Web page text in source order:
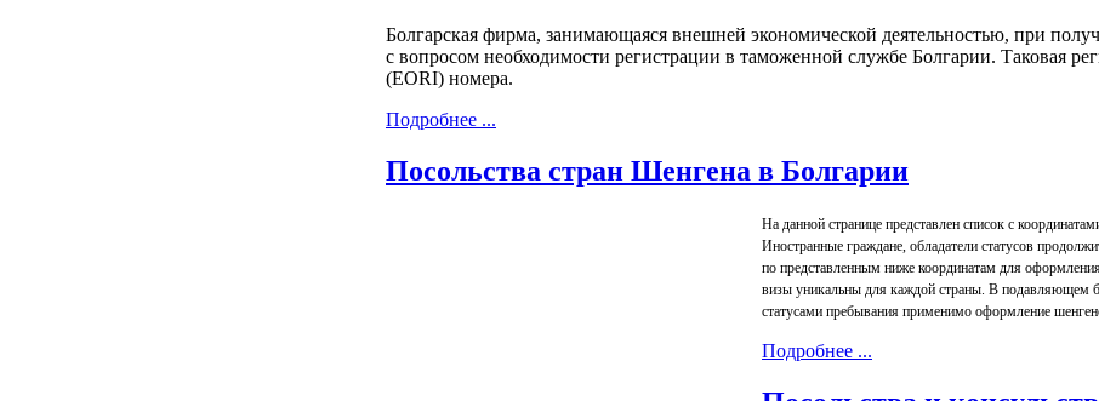
Болгарская фирма, занимающаяся внешней экономической деятельностью, при
с вопросом необходимости регистрации в таможенной службе Болгарии. Таковая
(EORI) номера.
Подробнее ...
Посольства стран Шенгена в Болгарии
На данной странице представлен список с
Иностранные граждане, обладатели статусов
по представленным ниже координатам для
визы уникальны для каждой страны. В подавляющем
статусами пребывания применимо оформление
Подробнее ...